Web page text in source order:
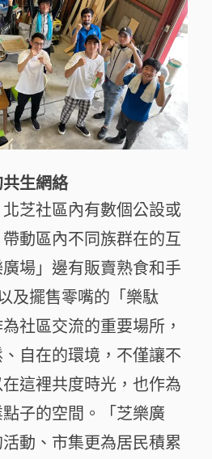
生網絡
芝社區內有數個公設或
動區內不同族群在的互
場」邊有販賣熟食和手
及擺售零嘴的「樂駄
社區交流的重要場所，
自在的環境，不僅讓不
這裡共度時光，也作為
子的空間。「芝樂廣
動、市集更為居民積累